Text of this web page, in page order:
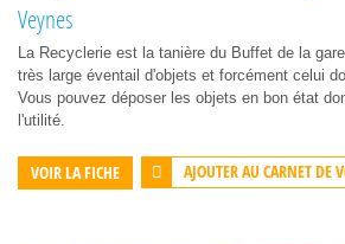
Veynes
La Recyclerie est la tanière du Buffet de la
très large éventail d'objets et forcément celui
Vous pouvez déposer les objets en bon état
l'utilité.
VOIR LA FICHE AJOUTER AU CARNET DE